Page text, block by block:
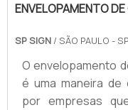
ENVELOPAMENTO
SP SIGN / SÃO PAULO - SP
O envelopamento
é uma maneira de
por empresas